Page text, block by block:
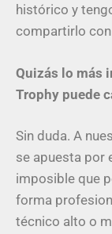
histórico y
compartirlo
Quizás lo más
Trophy puede
Sin duda. A
se apuesta por
imposible que
forma
técnico alto o